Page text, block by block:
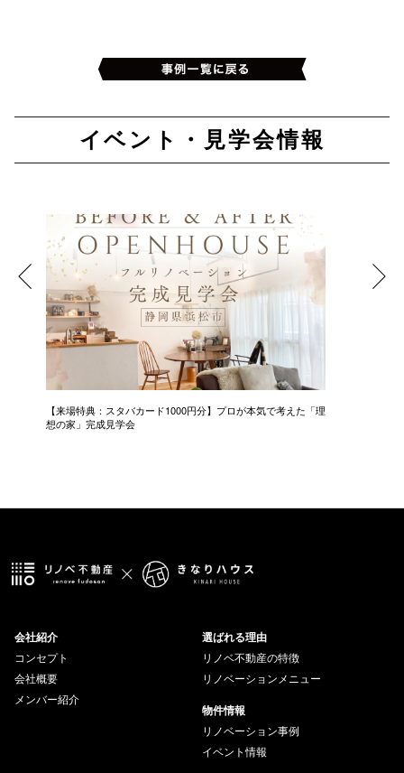
イベント・見学会情報
【来場特典：スタバカード1000円分】プロが本気で考えた「理
想の家」完成見学会
会社紹介
コンセプト
会社概要
メンバー紹介
選ばれる理由
リノベ不動産の特徴
リノベーションメニュー
物件情報
リノベーション事例
イベント情報